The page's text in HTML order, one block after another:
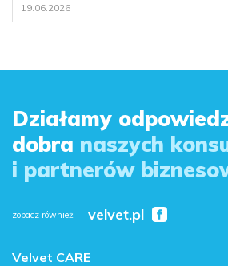
19.06.2026
Działamy
dobra naszych
i partnerów
zobacz również velvet.pl
Velvet CARE